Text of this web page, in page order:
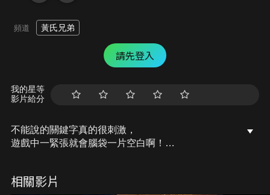
頻道 黃氏兄弟
請先登入
我的星等
影片給分
不能說的關鍵字真的很刺激，
遊戲中一緊張就會腦袋一片空白啊！
相關影片